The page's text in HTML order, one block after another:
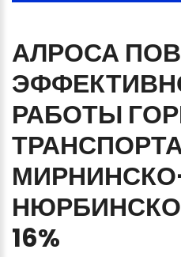
АЛРОСА
РАБОТЫ
16%